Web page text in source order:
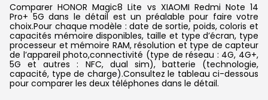
Comparer HONOR Magic8 Lite vs XIAOMI Redmi Note 14
Pro+ 5G dans le détail est un préalable pour faire votre
choix.Pour chaque modèle : date de sortie, poids, coloris et
capacités mémoire disponibles, taille et type d’écran, type
processeur et mémoire RAM, résolution et type de capteur
de l’appareil photo,connectivité (type de réseau : 4G, 4G+,
5G et autres : NFC, dual sim), batterie (technologie,
capacité, type de charge).Consultez le tableau ci-dessous
pour comparer les deux téléphones dans le détail.